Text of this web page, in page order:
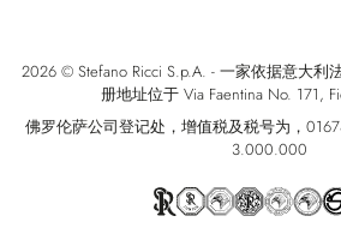
2026 © Stefano Ricci S.p.A. - 一家依据意大利
册地址位于 Via Faentina No. 171,
佛罗伦萨公司登记处，增值税及税号为，
3.000.000